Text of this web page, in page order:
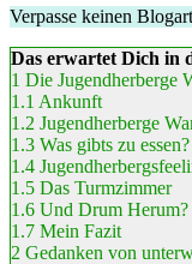
Verpasse keinen
Das erwartet Dich in
1 Die Jugendherberge
1.1 Ankunft
1.2 Jugendherberge
1.3 Was gibts zu essen?
1.4
1.5 Das Turmzimmer
1.6 Und Drum Herum?
1.7 Mein Fazit
2 Gedanken von